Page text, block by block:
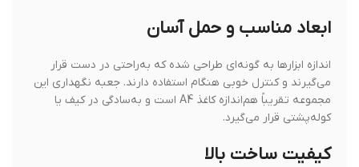
ابعاد مناسب و حمل آسان
اندازه ابزارها به گونه‌ای طراحی شده که به‌راحتی در دست قرار
می‌گیرند و کنترل خوبی هنگام استفاده دارند. جعبه نگهداری این
مجموعه تقریباً هم‌اندازه کاغذ A4 است و به‌سادگی در کیف یا
کوله‌پشتی قرار می‌گیرد.
کیفیت ساخت بالا